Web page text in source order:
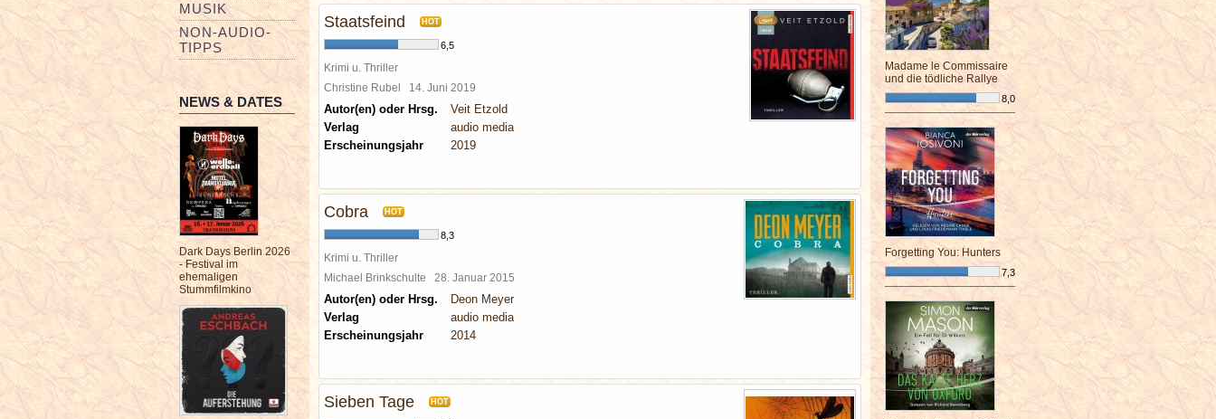
MUSIK
NON-AUDIO-
TIPPS
NEWS & DATES
Dark Days Berlin 2026
- Festival im
ehemaligen
Stummfilmkino
Staatsfeind HOT
6,5
Krimi u. Thriller
Christine Rubel 14. Juni 2019
Autor(en) oder Hrsg.
Veit Etzold
Verlag
audio media
Erscheinungsjahr
2019
Cobra HOT
8,3
Krimi u. Thriller
Michael Brinkschulte 28. Januar 2015
Autor(en) oder Hrsg.
Deon Meyer
Verlag
audio media
Erscheinungsjahr
2014
Sieben Tage HOT
Madame le Commissaire
und die tödliche Rallye
8,0
¯¯¯¯¯¯¯¯¯¯¯¯¯¯¯¯¯¯¯¯¯¯¯¯
Forgetting You: Hunters
7,3
¯¯¯¯¯¯¯¯¯¯¯¯¯¯¯¯¯¯¯¯¯¯¯¯